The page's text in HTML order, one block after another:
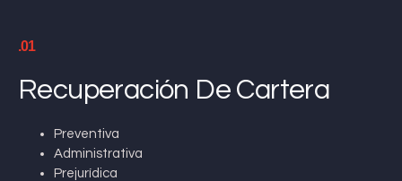
.01
Recuperación De Cartera
Preventiva
Administrativa
Prejurídica